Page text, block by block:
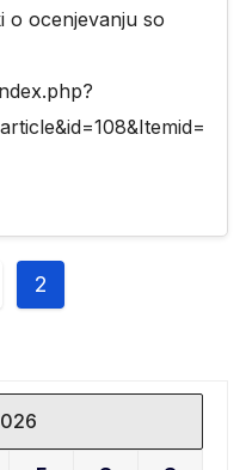
o ocenjevanju so
2